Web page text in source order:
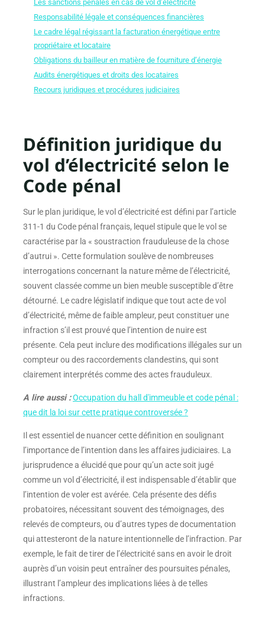
Les sanctions pénales en cas de vol d’électricité
Responsabilité légale et conséquences financières
Le cadre légal régissant la facturation énergétique entre
propriétaire et locataire
Obligations du bailleur en matière de fourniture d’énergie
Audits énergétiques et droits des locataires
Recours juridiques et procédures judiciaires
Définition juridique du
vol d’électricité selon le
Code pénal
Sur le plan juridique, le vol d’électricité est défini par l’article
311-1 du Code pénal français, lequel stipule que le vol se
caractérise par la « soustraction frauduleuse de la chose
d’autrui ». Cette formulation soulève de nombreuses
interrogations concernant la nature même de l’électricité,
souvent classée comme un bien meuble susceptible d’être
détourné. Le cadre législatif indique que tout acte de vol
d’électricité, même de faible ampleur, peut constituer une
infraction s’il est prouvé que l’intention de nuire est
présente. Cela peut inclure des modifications illégales sur un
compteur ou des raccordements clandestins, qui sont
clairement interprétés comme des actes frauduleux.
A lire aussi :Occupation du hall d'immeuble et code pénal :
que dit la loi sur cette pratique controversée ?
Il est essentiel de nuancer cette définition en soulignant
l’importance de l’intention dans les affaires judiciaires. La
jurisprudence a élucidé que pour qu’un acte soit jugé
comme un vol d’électricité, il est indispensable d’établir que
l’intention de voler est avérée. Cela présente des défis
probatoires, nécessitant souvent des témoignages, des
relevés de compteurs, ou d’autres types de documentation
qui attesteront de la nature intentionnelle de l’infraction. Par
exemple, le fait de tirer de l’électricité sans en avoir le droit
auprès d’un voisin peut entraîner des poursuites pénales,
illustrant l’ampleur des implications liées à de telles
infractions.